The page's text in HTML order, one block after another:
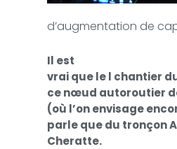
d’augmentation de
Il est
vrai que le l chantier
ce nœud autoroutier
(où l’on envisage
parle que du tronçon
Cheratte.